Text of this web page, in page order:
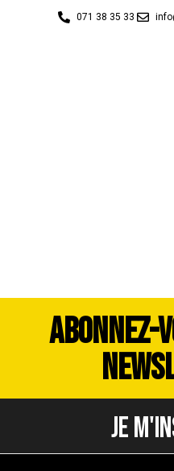
071 38 35 33
ABONNEZ-
JE